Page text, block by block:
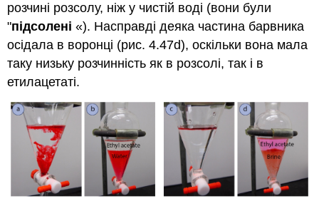
розчині розсолу, ніж у чистій воді (вони були
"підсолені «). Насправді деяка частина барвника
осідала в воронці (рис. 4.47d), оскільки вона мала
таку низьку розчинність як в розсолі, так і в
етилацетаті.